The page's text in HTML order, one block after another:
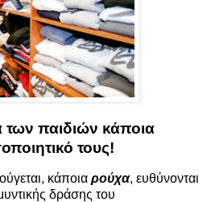
παιδιών κάποια
τους!
κάποια ρούχα, ευθύνονται
δράσης του